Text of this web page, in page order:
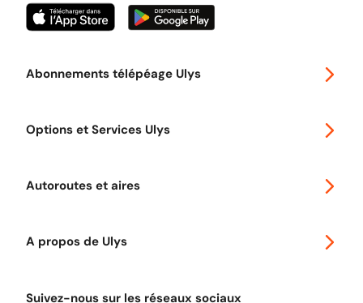
Abonnements télépéage Ulys
Options et Services Ulys
Autoroutes et aires
A propos de Ulys
Suivez-nous sur les réseaux sociaux